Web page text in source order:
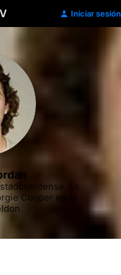
Iniciar sesión
Es
Cooper en la